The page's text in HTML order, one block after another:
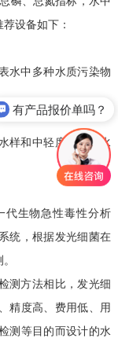
设备如下：
水中多种水质污染物
样和中轻度污染废水
代生物急性毒性分析
统，根据发光细菌在
测方法相比，发光细
精度高、费用低、用
测等目的而设计的水
有产品报价单吗？